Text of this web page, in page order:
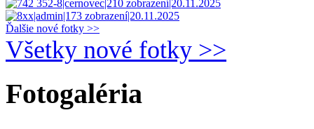
Ďalšie nové fotky >>
Všetky nové fotky >>
Fotogaléria